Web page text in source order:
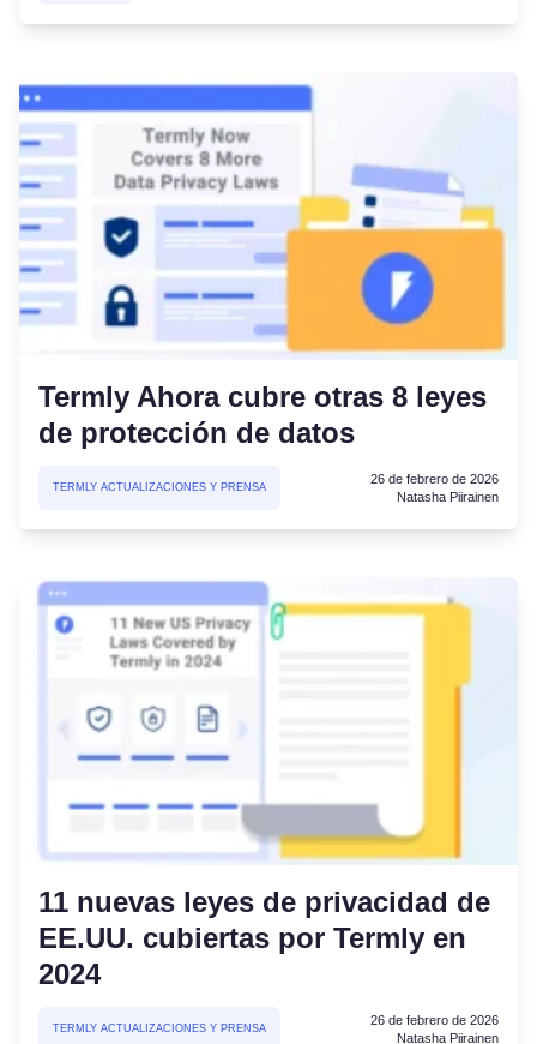
Termly Ahora cubre otras 8 leyes
de protección de datos
TERMLY ACTUALIZACIONES Y PRENSA
26 de febrero de 2026
Natasha Piirainen
11 nuevas leyes de privacidad de
EE.UU. cubiertas por Termly en
2024
TERMLY ACTUALIZACIONES Y PRENSA
26 de febrero de 2026
Natasha Piirainen